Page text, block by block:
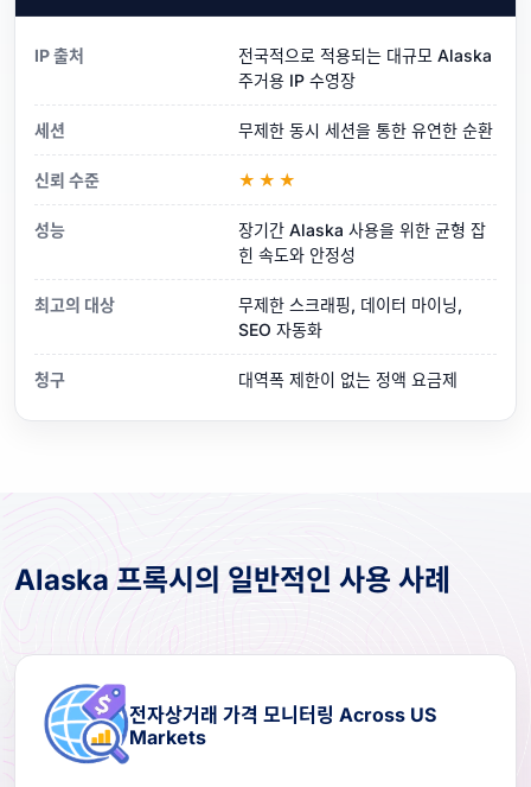
IP 출처
전국적으로 적용되는 대규모 Alaska
주거용 IP 수영장
세션 무제한 동시 세션을 통한 유연한 순환
신뢰 수준 ★★★
성능
장기간 Alaska 사용을 위한 균형 잡
힌 속도와 안정성
최고의 대상
무제한 스크래핑, 데이터 마이닝,
SEO 자동화
청구 대역폭 제한이 없는 정액 요금제
Alaska 프록시의 일반적인 사용 사례
전자상거래 가격 모니터링 Across US
Markets